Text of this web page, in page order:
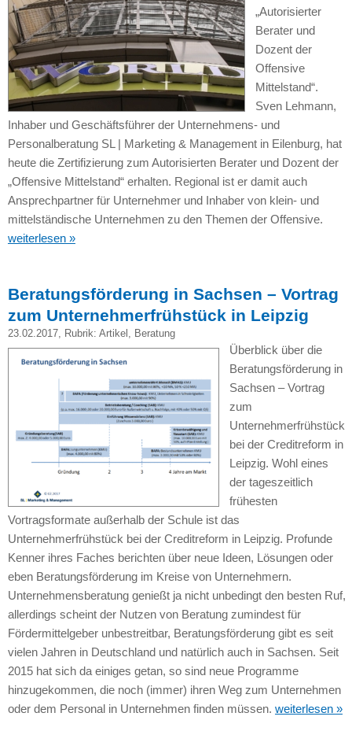
„Autorisierter
Berater und
Dozent der
Offensive
Mittelstand“.
Sven Lehmann,
Inhaber und Geschäftsführer der Unternehmens- und
Personalberatung SL | Marketing & Management in Eilenburg, hat
heute die Zertifizierung zum Autorisierten Berater und Dozent der
„Offensive Mittelstand“ erhalten. Regional ist er damit auch
Ansprechpartner für Unternehmer und Inhaber von klein- und
mittelständische Unternehmen zu den Themen der Offensive.
weiterlesen »
Beratungsförderung in Sachsen – Vortrag
zum Unternehmerfrühstück in Leipzig
23.02.2017, Rubrik: Artikel Beratung
Überblick über die
Beratungsförderung in
Sachsen – Vortrag
zum
Unternehmerfrühstück
bei der Creditreform in
Leipzig. Wohl eines
der tageszeitlich
frühesten
Vortragsformate außerhalb der Schule ist das
Unternehmerfrühstück bei der Creditreform in Leipzig. Profunde
Kenner ihres Faches berichten über neue Ideen, Lösungen oder
eben Beratungsförderung im Kreise von Unternehmern.
Unternehmensberatung genießt ja nicht unbedingt den besten Ruf,
allerdings scheint der Nutzen von Beratung zumindest für
Fördermittelgeber unbestreitbar, Beratungsförderung gibt es seit
vielen Jahren in Deutschland und natürlich auch in Sachsen. Seit
2015 hat sich da einiges getan, so sind neue Programme
hinzugekommen, die noch (immer) ihren Weg zum Unternehmen
oder dem Personal in Unternehmen finden müssen. weiterlesen »